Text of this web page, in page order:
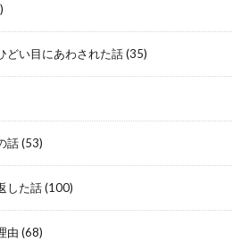
どい目にあわされた話(35)
話(53)
した話(100)
由 (68)